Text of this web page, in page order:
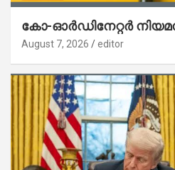
കോ-ഓർഡിനേറ്റർ
August 7, 2026 editor